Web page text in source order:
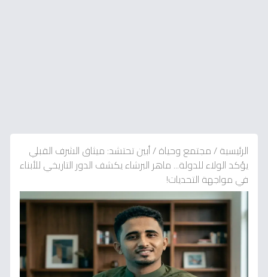
الرئيسية/مجتمع وحياة/أبين تحتشد: ميثاق الشرف القبلي
يؤكد الولاء للدولة... ماهر البرشاء يكشف الدور التاريخي للأبناء
في مواجهة التحديات!